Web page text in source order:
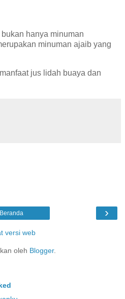
hanya minuman
minuman ajaib yang
jus lidah buaya dan
›
Beranda
versi web
oleh Blogger.